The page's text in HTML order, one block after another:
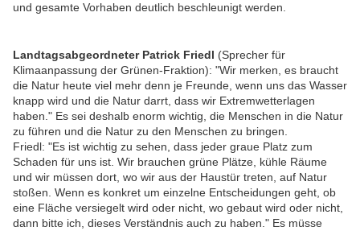
und gesamte Vorhaben deutlich beschleunigt werden.
Landtagsabgeordneter Patrick Friedl (Sprecher für
Klimaanpassung der Grünen-Fraktion): "Wir merken, es braucht
die Natur heute viel mehr denn je Freunde, wenn uns das Wasser
knapp wird und die Natur darrt, dass wir Extremwetterlagen
haben." Es sei deshalb enorm wichtig, die Menschen in die Natur
zu führen und die Natur zu den Menschen zu bringen.
Friedl: "Es ist wichtig zu sehen, dass jeder graue Platz zum
Schaden für uns ist. Wir brauchen grüne Plätze, kühle Räume
und wir müssen dort, wo wir aus der Haustür treten, auf Natur
stoßen. Wenn es konkret um einzelne Entscheidungen geht, ob
eine Fläche versiegelt wird oder nicht, wo gebaut wird oder nicht,
dann bitte ich, dieses Verständnis auch zu haben." Es müsse